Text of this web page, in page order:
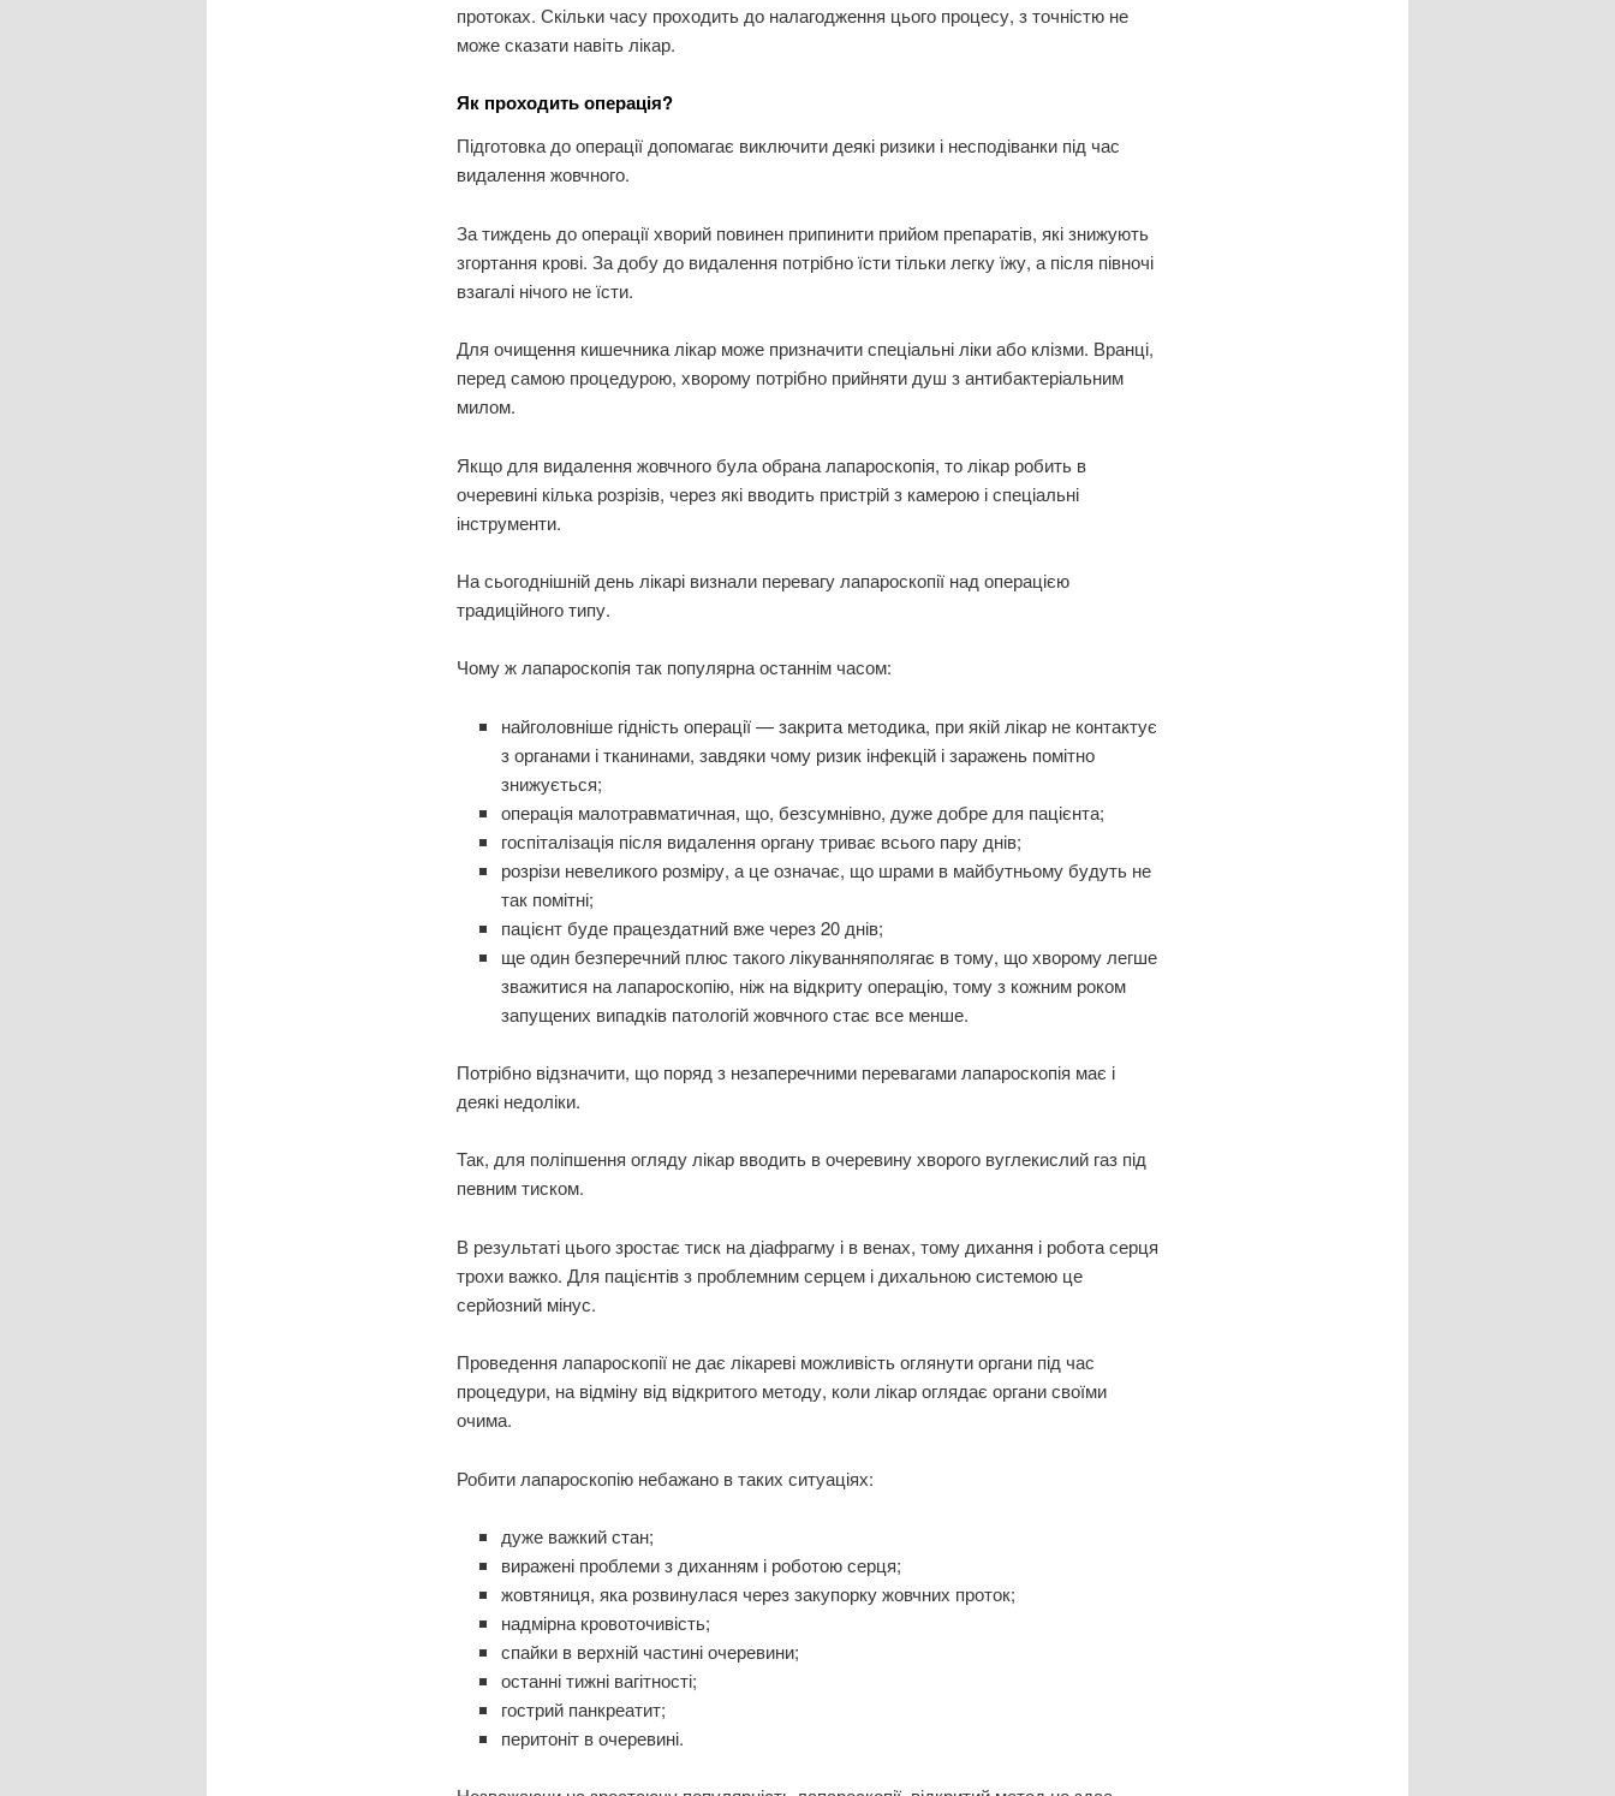
протоках. Скільки часу проходить до налагодження цього процесу, з точністю не
може сказати навіть лікар.
Як проходить операція?
Підготовка до операції допомагає виключити деякі ризики і несподіванки під час
видалення жовчного.
За тиждень до операції хворий повинен припинити прийом препаратів, які знижують
згортання крові. За добу до видалення потрібно їсти тільки легку їжу, а після півночі
взагалі нічого не їсти.
Для очищення кишечника лікар може призначити спеціальні ліки або клізми. Вранці,
перед самою процедурою, хворому потрібно прийняти душ з антибактеріальним
милом.
Якщо для видалення жовчного була обрана лапароскопія, то лікар робить в
очеревині кілька розрізів, через які вводить пристрій з камерою і спеціальні
інструменти.
На сьогоднішній день лікарі визнали перевагу лапароскопії над операцією
традиційного типу.
Чому ж лапароскопія так популярна останнім часом:
найголовніше гідність операції — закрита методика, при якій лікар не контактує
з органами і тканинами, завдяки чому ризик інфекцій і заражень помітно
знижується;
операція малотравматичная, що, безсумнівно, дуже добре для пацієнта;
госпіталізація після видалення органу триває всього пару днів;
розрізи невеликого розміру, а це означає, що шрами в майбутньому будуть не
так помітні;
пацієнт буде працездатний вже через 20 днів;
ще один безперечний плюс такого лікуванняполягає в тому, що хворому легше
зважитися на лапароскопію, ніж на відкриту операцію, тому з кожним роком
запущених випадків патологій жовчного стає все менше.
Потрібно відзначити, що поряд з незаперечними перевагами лапароскопія має і
деякі недоліки.
Так, для поліпшення огляду лікар вводить в очеревину хворого вуглекислий газ під
певним тиском.
В результаті цього зростає тиск на діафрагму і в венах, тому дихання і робота серця
трохи важко. Для пацієнтів з проблемним серцем і дихальною системою це
серйозний мінус.
Проведення лапароскопії не дає лікареві можливість оглянути органи під час
процедури, на відміну від відкритого методу, коли лікар оглядає органи своїми
очима.
Робити лапароскопію небажано в таких ситуаціях:
дуже важкий стан;
виражені проблеми з диханням і роботою серця;
жовтяниця, яка розвинулася через закупорку жовчних проток;
надмірна кровоточивість;
спайки в верхній частині очеревини;
останні тижні вагітності;
гострий панкреатит;
перитоніт в очеревині.